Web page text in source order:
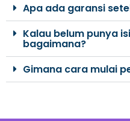
Apa ada garansi
Kalau belum punya
bagaimana?
Gimana cara mulai